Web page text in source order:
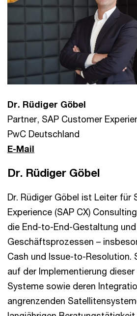
Dr. Rüdiger Göbel
Partner, SAP Customer
PwC Deutschland
E-Mail
Dr. Rüdiger Göbel
Dr. Rüdiger Göbel ist Leiter für
Experience (SAP CX)
die End-to-End-Gestaltung
Geschäftsprozessen –
Cash und Issue-to-Resolution.
auf der Implementierung
Systeme sowie deren
angrenzenden